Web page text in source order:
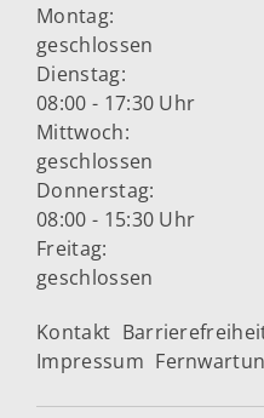
Montag:
geschlossen
Dienstag:
08:00 - 17:30 Uhr
Mittwoch:
geschlossen
Donnerstag:
08:00 - 15:30 Uhr
Freitag:
geschlossen
Kontakt
Impressum